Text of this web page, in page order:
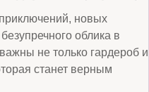
новых
облика в
не только гардероб и
станет верным